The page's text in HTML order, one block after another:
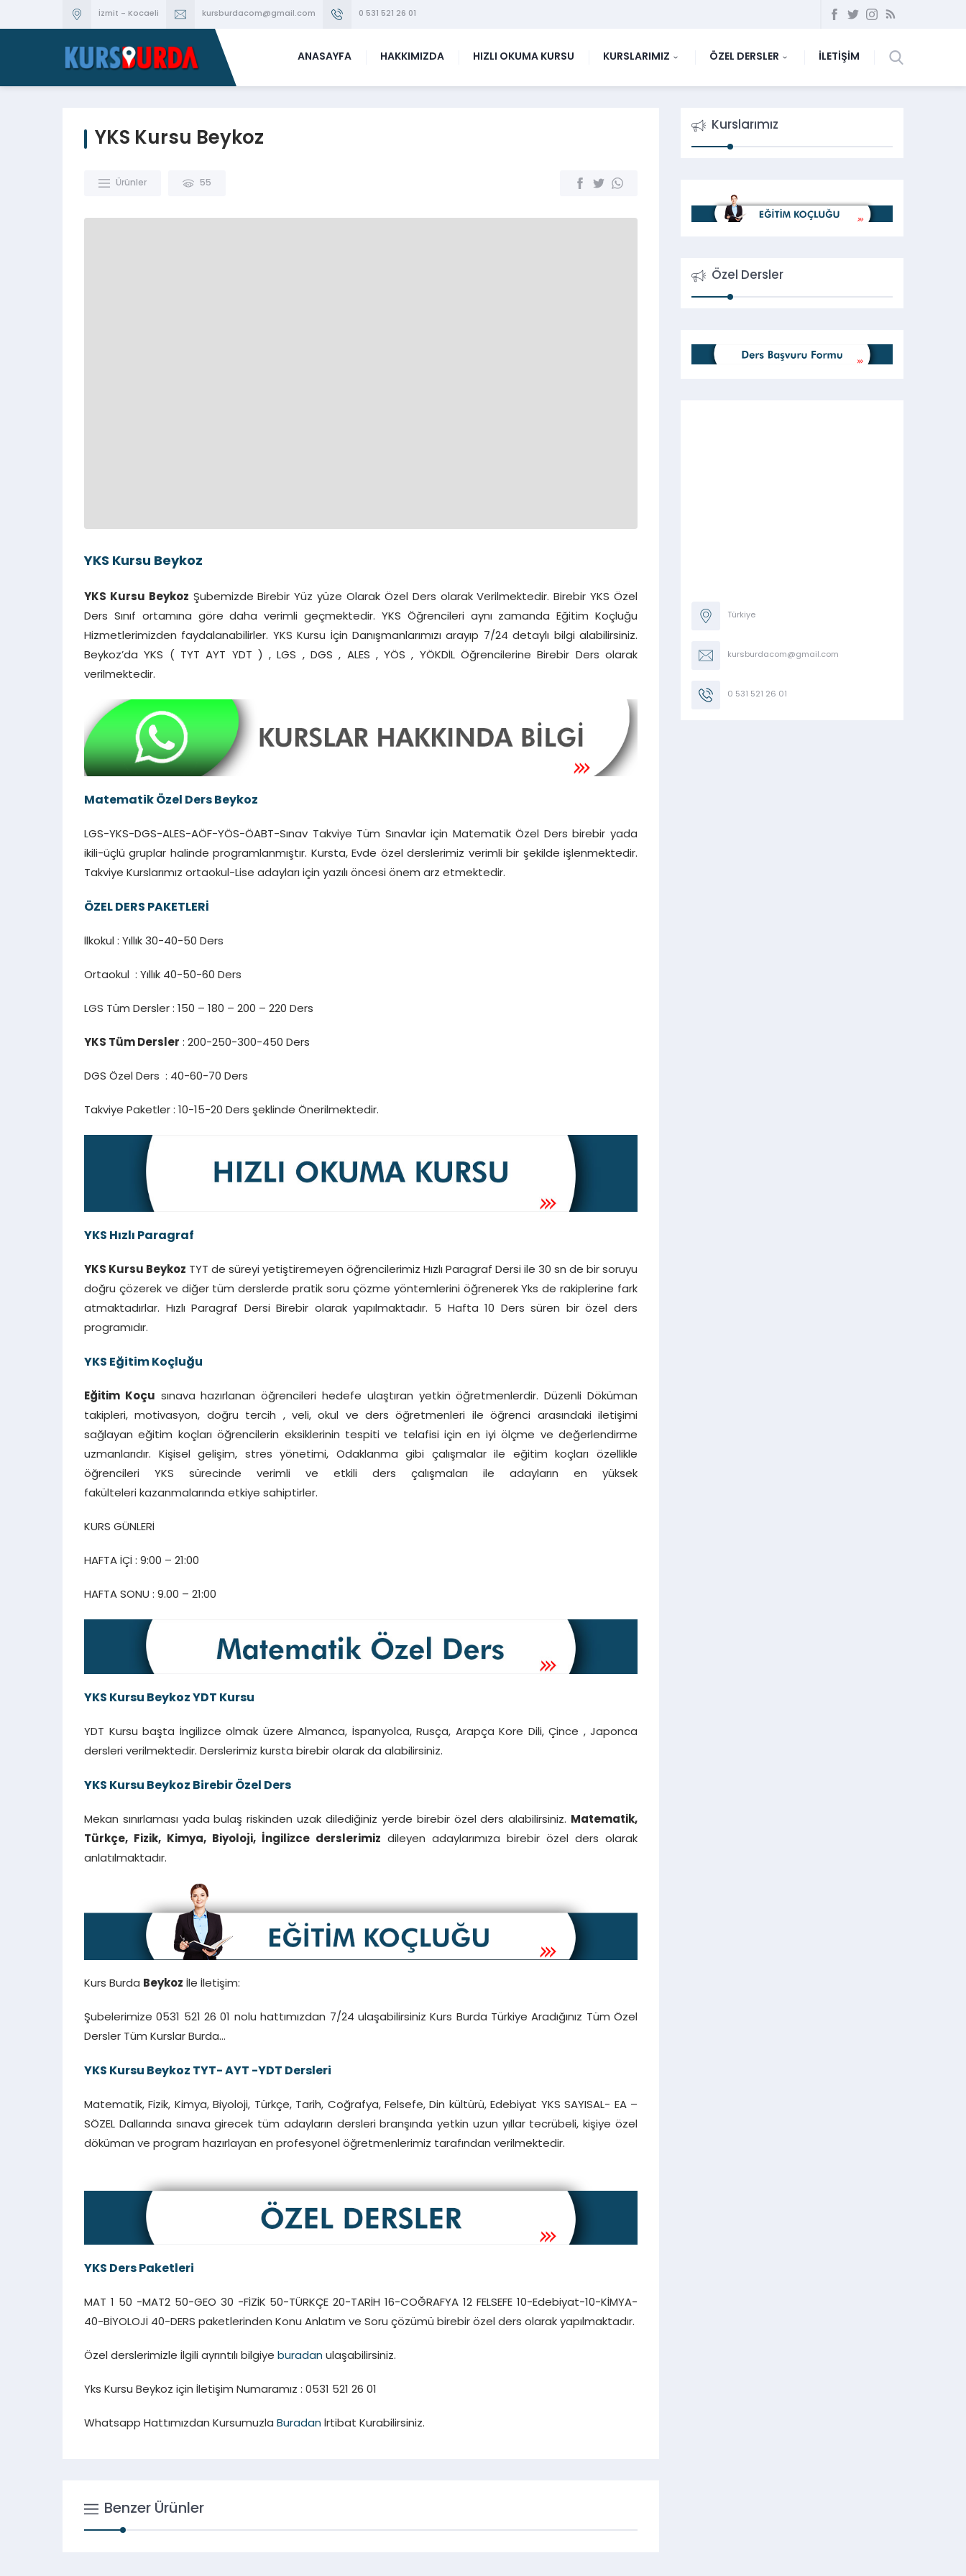
İzmit - Kocaeli kursburdacom@gmail.com 0 531 521 26 01
ANASAYFA HAKKIMIZDA HIZLI OKUMA KURSU KURSLARIMIZ ÖZEL DERSLER İLETİŞİM
YKS Kursu Beykoz
Ürünler 55
YKS Kursu Beykoz
YKS Kursu Beykoz Şubemizde Birebir Yüz yüze Olarak Özel Ders olarak Verilmektedir. Birebir YKS Özel
Ders Sınıf ortamına göre daha verimli geçmektedir. YKS Öğrencileri aynı zamanda Eğitim Koçluğu
Hizmetlerimizden faydalanabilirler. YKS Kursu İçin Danışmanlarımızı arayıp 7/24 detaylı bilgi alabilirsiniz.
Beykoz’da YKS ( TYT AYT YDT ) , LGS , DGS , ALES , YÖS , YÖKDİL Öğrencilerine Birebir Ders olarak
verilmektedir.
Matematik Özel Ders Beykoz
LGS-YKS-DGS-ALES-AÖF-YÖS-ÖABT-Sınav Takviye Tüm Sınavlar için Matematik Özel Ders birebir yada
ikili-üçlü gruplar halinde programlanmıştır. Kursta, Evde özel derslerimiz verimli bir şekilde işlenmektedir.
Takviye Kurslarımız ortaokul-Lise adayları için yazılı öncesi önem arz etmektedir.
ÖZEL DERS PAKETLERİ
İlkokul : Yıllık 30-40-50 Ders
Ortaokul : Yıllık 40-50-60 Ders
LGS Tüm Dersler : 150 – 180 – 200 – 220 Ders
YKS Tüm Dersler : 200-250-300-450 Ders
DGS Özel Ders : 40-60-70 Ders
Takviye Paketler : 10-15-20 Ders şeklinde Önerilmektedir.
YKS Hızlı Paragraf
YKS Kursu Beykoz TYT de süreyi yetiştiremeyen öğrencilerimiz Hızlı Paragraf Dersi ile 30 sn de bir soruyu
doğru çözerek ve diğer tüm derslerde pratik soru çözme yöntemlerini öğrenerek Yks de rakiplerine fark
atmaktadırlar. Hızlı Paragraf Dersi Birebir olarak yapılmaktadır. 5 Hafta 10 Ders süren bir özel ders
programıdır.
YKS Eğitim Koçluğu
Eğitim Koçu sınava hazırlanan öğrencileri hedefe ulaştıran yetkin öğretmenlerdir. Düzenli Döküman
takipleri, motivasyon, doğru tercih , veli, okul ve ders öğretmenleri ile öğrenci arasındaki iletişimi
sağlayan eğitim koçları öğrencilerin eksiklerinin tespiti ve telafisi için en iyi ölçme ve değerlendirme
uzmanlarıdır. Kişisel gelişim, stres yönetimi, Odaklanma gibi çalışmalar ile eğitim koçları özellikle
öğrencileri YKS sürecinde verimli ve etkili ders çalışmaları ile adayların en yüksek
fakülteleri kazanmalarında etkiye sahiptirler.
KURS GÜNLERİ
HAFTA İÇİ : 9:00 – 21:00
HAFTA SONU : 9.00 – 21:00
YKS Kursu Beykoz YDT Kursu
YDT Kursu başta İngilizce olmak üzere Almanca, İspanyolca, Rusça, Arapça Kore Dili, Çince , Japonca
dersleri verilmektedir. Derslerimiz kursta birebir olarak da alabilirsiniz.
YKS Kursu Beykoz Birebir Özel Ders
Mekan sınırlaması yada bulaş riskinden uzak dilediğiniz yerde birebir özel ders alabilirsiniz.
Matematik,
Türkçe, Fizik, Kimya, Biyoloji, İngilizce derslerimiz dileyen adaylarımıza birebir özel ders olarak
anlatılmaktadır.
Kurs Burda Beykoz İle İletişim:
Şubelerimize 0531 521 26 01 nolu hattımızdan 7/24 ulaşabilirsiniz Kurs Burda Türkiye Aradığınız Tüm Özel
Dersler Tüm Kurslar Burda…
YKS Kursu Beykoz TYT- AYT -YDT Dersleri
Matematik, Fizik, Kimya, Biyoloji, Türkçe, Tarih, Coğrafya, Felsefe, Din kültürü, Edebiyat YKS SAYISAL- EA –
SÖZEL Dallarında sınava girecek tüm adayların dersleri branşında yetkin uzun yıllar tecrübeli, kişiye özel
döküman ve program hazırlayan en profesyonel öğretmenlerimiz tarafından verilmektedir.
YKS Ders Paketleri
MAT 1 50 -MAT2 50-GEO 30 -FİZİK 50-TÜRKÇE 20-TARİH 16-COĞRAFYA 12 FELSEFE 10-Edebiyat-10-KİMYA-
40-BİYOLOJİ 40-DERS paketlerinden Konu Anlatım ve Soru çözümü birebir özel ders olarak yapılmaktadır.
Özel derslerimizle İlgili ayrıntılı bilgiye buradan ulaşabilirsiniz.
Yks Kursu Beykoz için İletişim Numaramız : 0531 521 26 01
Whatsapp Hattımızdan Kursumuzla Buradan İrtibat Kurabilirsiniz.
Benzer Ürünler
Kurslarımız
Özel Dersler
Türkiye
kursburdacom@gmail.com
0 531 521 26 01